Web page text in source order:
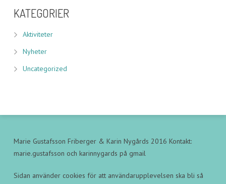
KATEGORIER
Aktiviteter
Nyheter
Uncategorized
Marie Gustafsson Friberger & Karin Nygårds 2016 Kontakt:
marie.gustafsson och karinnygards på gmail
Sidan använder cookies för att användarupplevelsen ska bli så